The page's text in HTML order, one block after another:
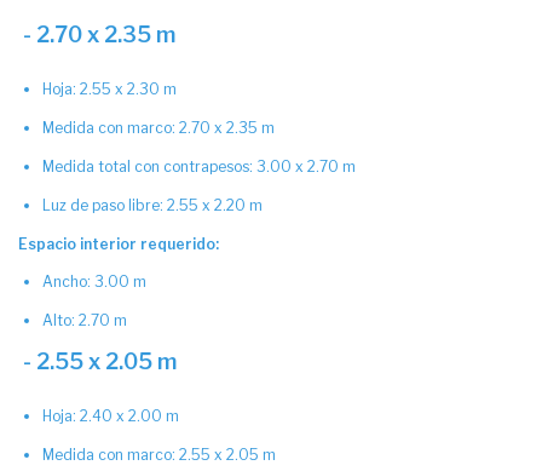
- 2.70 x 2.35 m
Hoja: 2.55 x 2.30 m
Medida con marco: 2.70 x 2.35 m
Medida total con contrapesos: 3.00 x 2.70 m
Luz de paso libre: 2.55 x 2.20 m
Espacio interior requerido:
Ancho: 3.00 m
Alto: 2.70 m
- 2.55 x 2.05 m
Hoja: 2.40 x 2.00 m
Medida con marco: 2.55 x 2.05 m